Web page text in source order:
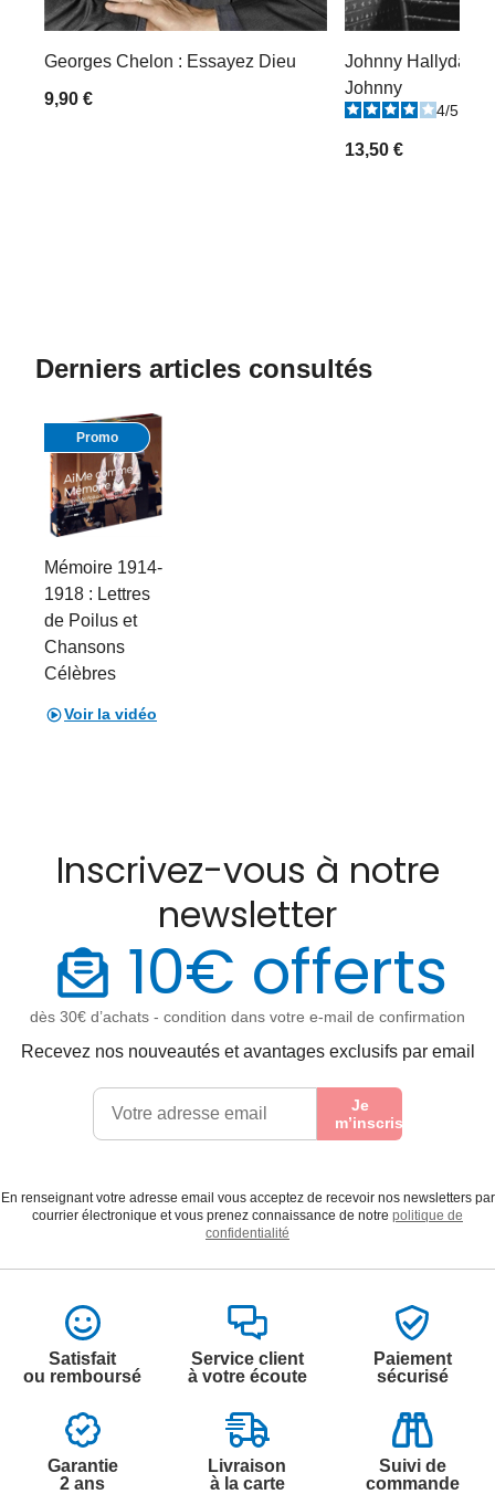
Georges Chelon : Essayez Dieu
9,90 €
Johnny Hallyday :
Johnny
4/5
13,50 €
Derniers articles consultés
Promo
Mémoire 1914-
1918 : Lettres
de Poilus et
Chansons
Célèbres
Voir la vidéo
Inscrivez-vous à notre
newsletter
10€ offerts
dès 30€ d’achats - condition dans votre e-mail de confirmation
Recevez nos nouveautés et avantages exclusifs par email
Je
m’inscris
En renseignant votre adresse email vous acceptez de recevoir nos newsletters par
courrier électronique et vous prenez connaissance de notre politique de
confidentialité
Satisfait
ou remboursé
Service client
à votre écoute
Paiement
sécurisé
Garantie
2 ans
Livraison
à la carte
Suivi de
commande